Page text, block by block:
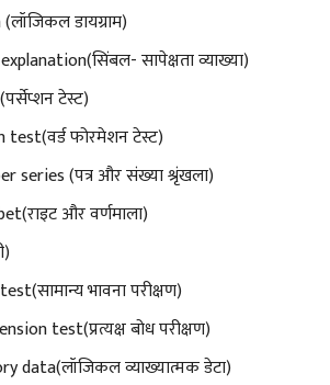
डायग्राम)
सापेक्षता व्याख्या)
टेस्ट)
फोरमेशन टेस्ट)
series (पत्र और संख्या श्रृंखला)
और वर्णमाला)
भावना परीक्षण)
test(प्रत्यक्ष बोध परीक्षण)
data(लॉजिकल व्याख्यात्मक डेटा)